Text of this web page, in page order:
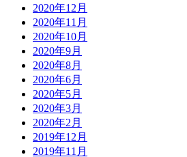
2020年12月
2020年11月
2020年10月
2020年9月
2020年8月
2020年6月
2020年5月
2020年3月
2020年2月
2019年12月
2019年11月